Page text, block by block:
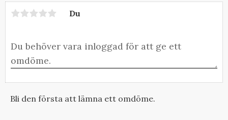
Du
Bli den första att lämna ett omdöme.